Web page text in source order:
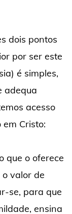
dois pontos
por ser este
é simples,
adequa
acesso
Cristo:
que o oferece
valor de
se, para que
ensina